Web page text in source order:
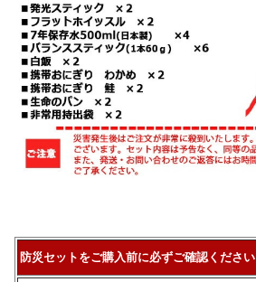
防災セットをご購入前に必ずご確認ください